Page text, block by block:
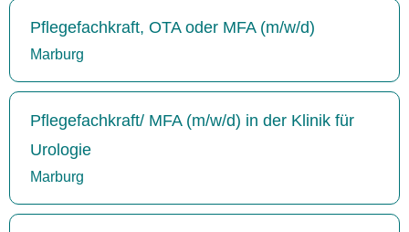
Pflegefachkraft, OTA oder MFA (m/w/d)
Marburg
Pflegefachkraft/ MFA (m/w/d) in der Klinik für
Urologie
Marburg